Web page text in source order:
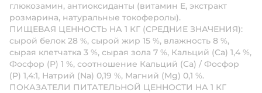
глюкозамин, антиоксиданты (витамин Е, экстракт
розмарина, натуральные токоферолы).
ПИЩЕВАЯ ЦЕННОСТЬ НА 1 КГ (СРЕДНИЕ ЗНАЧЕНИЯ):
сырой белок 28 %, сырой жир 15 %, влажность 8 %,
сырая клетчатка 3 %, сырая зола 7 %, Кальций (Ca) 1,4 %,
Фосфор (P) 1 %, соотношение Кальций (Ca) / Фосфор
(P) 1,4:1, Натрий (Na) 0,19 %, Магний (Mg) 0,1 %.
ПОКАЗАТЕЛИ ПИТАТЕЛЬНОЙ ЦЕННОСТИ НА 1 КГ